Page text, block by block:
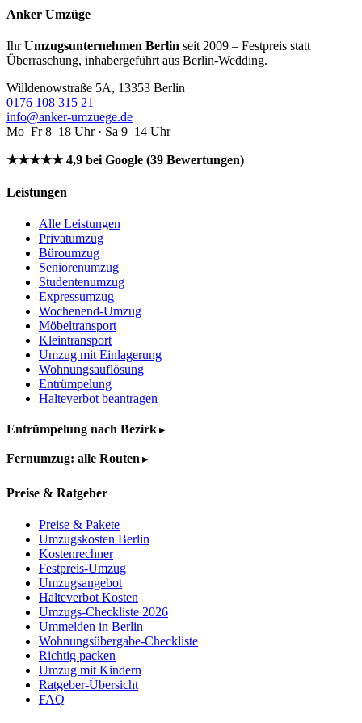
Anker Umzüge
IhrUmzugsunternehmen Berlin seit 2009 – Festpreis statt
Überraschung, inhabergeführt aus Berlin-Wedding.
Willdenowstraße 5A, 13353 Berlin
0176 108 315 21
info@anker-umzuege.de
Mo–Fr 8–18 Uhr · Sa 9–14 Uhr
★★★★★ 4,9 bei Google (39 Bewertungen)
Leistungen
Alle Leistungen
Privatumzug
Büroumzug
Seniorenumzug
Studentenumzug
Expressumzug
Wochenend-Umzug
Möbeltransport
Kleintransport
Umzug mit Einlagerung
Wohnungsauflösung
Entrümpelung
Halteverbot beantragen
Entrümpelung nach Bezirk
Fernumzug: alle Routen
Preise & Ratgeber
Preise & Pakete
Umzugskosten Berlin
Kostenrechner
Festpreis-Umzug
Umzugsangebot
Halteverbot Kosten
Umzugs-Checkliste 2026
Ummelden in Berlin
Wohnungsübergabe-Checkliste
Richtig packen
Umzug mit Kindern
Ratgeber-Übersicht
FAQ